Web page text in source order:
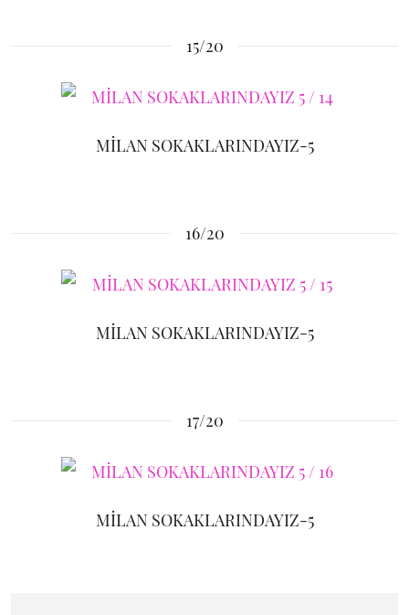
15/20
MİLAN SOKAKLARINDAYIZ-5
16/20
MİLAN SOKAKLARINDAYIZ-5
17/20
MİLAN SOKAKLARINDAYIZ-5